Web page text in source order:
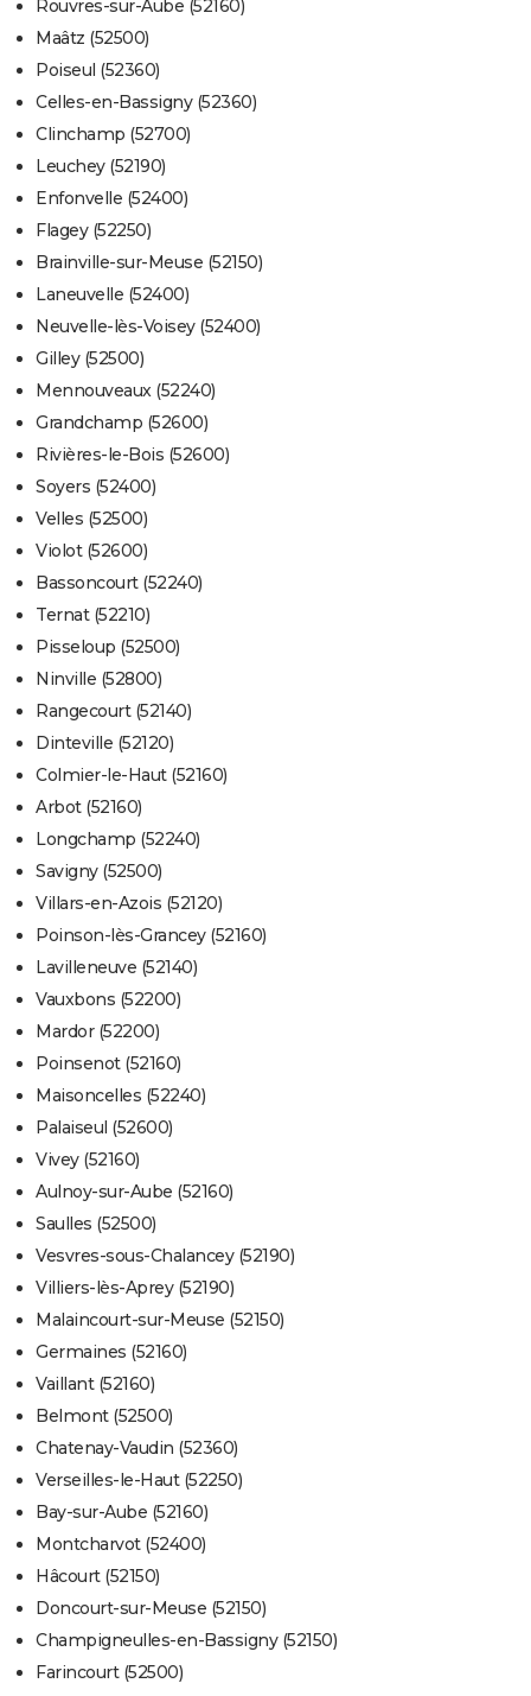
Rouvres-sur-Aube (52160)
Maâtz (52500)
Poiseul (52360)
Celles-en-Bassigny (52360)
Clinchamp (52700)
Leuchey (52190)
Enfonvelle (52400)
Flagey (52250)
Brainville-sur-Meuse (52150)
Laneuvelle (52400)
Neuvelle-lès-Voisey (52400)
Gilley (52500)
Mennouveaux (52240)
Grandchamp (52600)
Rivières-le-Bois (52600)
Soyers (52400)
Velles (52500)
Violot (52600)
Bassoncourt (52240)
Ternat (52210)
Pisseloup (52500)
Ninville (52800)
Rangecourt (52140)
Dinteville (52120)
Colmier-le-Haut (52160)
Arbot (52160)
Longchamp (52240)
Savigny (52500)
Villars-en-Azois (52120)
Poinson-lès-Grancey (52160)
Lavilleneuve (52140)
Vauxbons (52200)
Mardor (52200)
Poinsenot (52160)
Maisoncelles (52240)
Palaiseul (52600)
Vivey (52160)
Aulnoy-sur-Aube (52160)
Saulles (52500)
Vesvres-sous-Chalancey (52190)
Villiers-lès-Aprey (52190)
Malaincourt-sur-Meuse (52150)
Germaines (52160)
Vaillant (52160)
Belmont (52500)
Chatenay-Vaudin (52360)
Verseilles-le-Haut (52250)
Bay-sur-Aube (52160)
Montcharvot (52400)
Hâcourt (52150)
Doncourt-sur-Meuse (52150)
Champigneulles-en-Bassigny (52150)
Farincourt (52500)